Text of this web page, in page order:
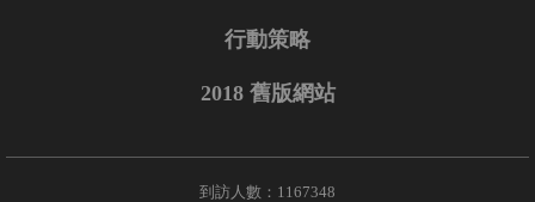
行動策略
2018 舊版網站
到訪人數：1167348